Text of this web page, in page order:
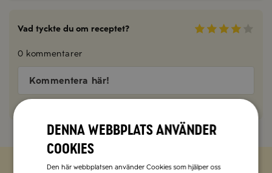
Vad tyckte du om receptet?
0 kommentarer
Kommentera här!
Denna webbplats använder
cookies
Den här webbplatsen använder Cookies som hjälper oss